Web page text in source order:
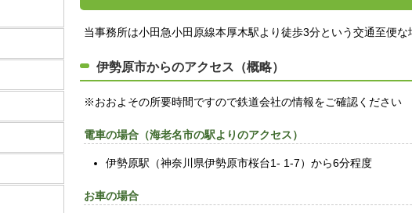
当事務所は小田急小田原線本厚木駅より徒歩3分という交通至便
伊勢原市からのアクセス（概略）
※おおよその所要時間ですので鉄道会社の情報をご確認ください
電車の場合（海老名市の駅よりのアクセス）
伊勢原駅（神奈川県伊勢原市桜台1- 1-7）から6分程度
お車の場合